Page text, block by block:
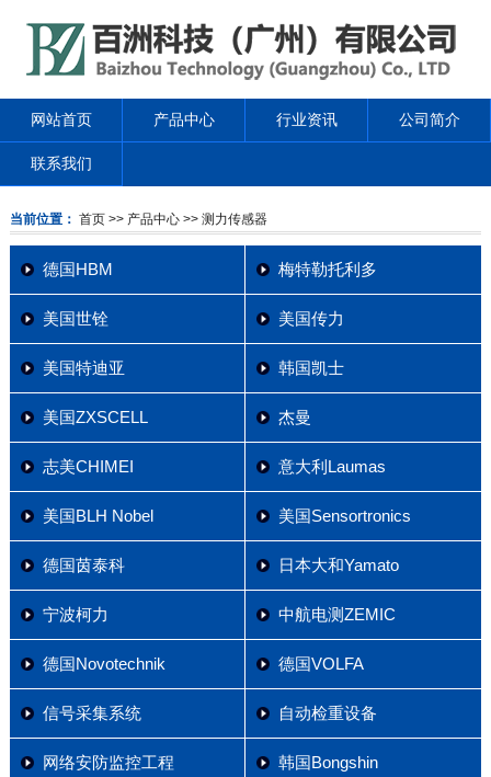
网站首页 产品中心 行业资讯 公司简介
联系我们
当前位置： 首页 >> 产品中心>> 测力传感器
德国HBM 梅特勒托利多
美国世铨 美国传力
美国特迪亚 韩国凯士
美国ZXSCELL 杰曼
志美CHIMEI 意大利Laumas
美国BLH Nobel 美国Sensortronics
德国茵泰科 日本大和Yamato
宁波柯力 中航电测ZEMIC
德国Novotechnik 德国VOLFA
信号采集系统 自动检重设备
网络安防监控工程 韩国Bongshin